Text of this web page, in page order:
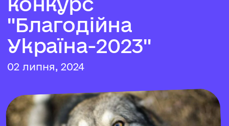
"Благодійна
Україна-2023"
02 липня, 2024